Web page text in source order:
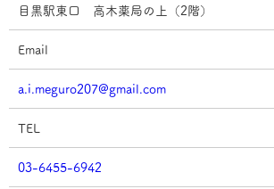
目黒駅東口 高木薬局の上（2階）
Email
a.i.meguro207@gmail.com
TEL
03-6455-6942